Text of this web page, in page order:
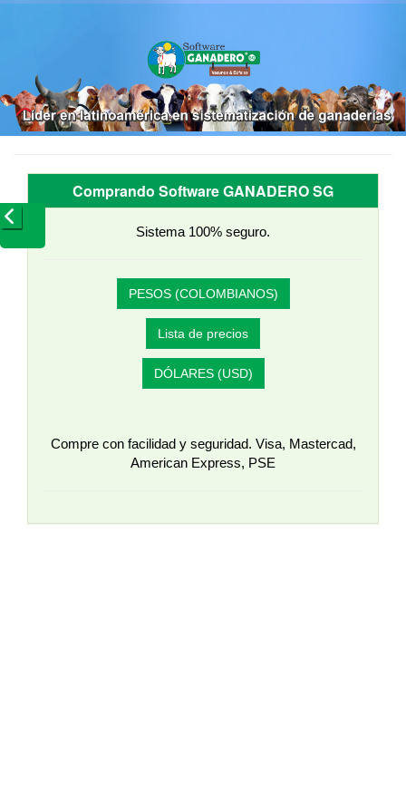
Comprando Software GANADERO SG
Sistema 100% seguro.
PESOS (COLOMBIANOS)
Lista de precios
DÓLARES (USD)
Compre con facilidad y seguridad. Visa, Mastercad,
American Express, PSE